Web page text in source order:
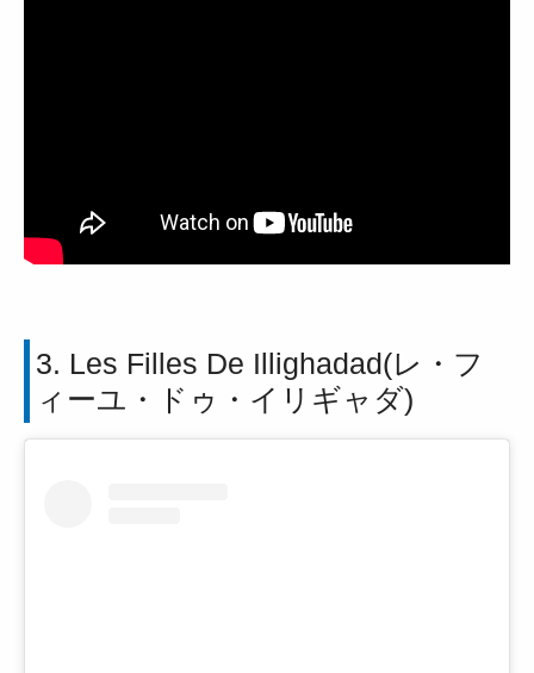
3. Les Filles De Illighadad(レ・フ
ィーユ・ドゥ・イリギャダ)